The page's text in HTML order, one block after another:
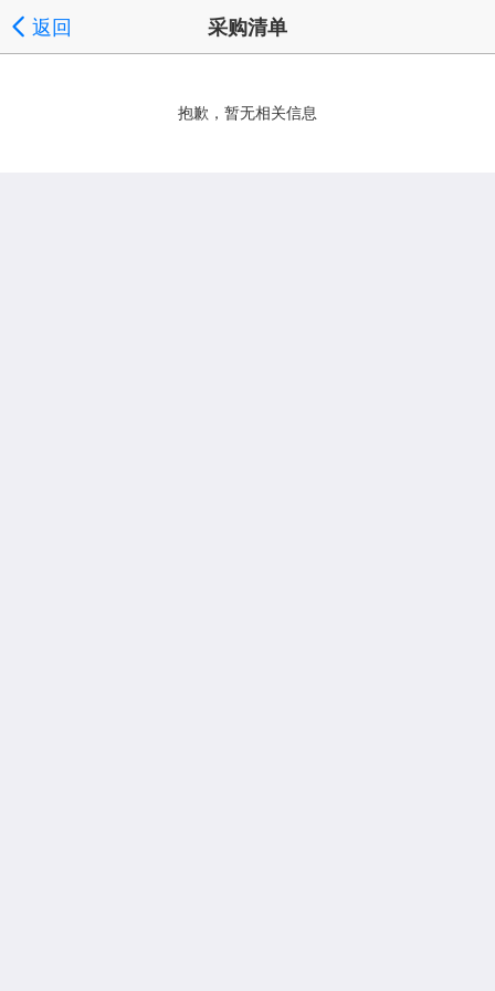
返回 采购清单
抱歉，暂无相关信息